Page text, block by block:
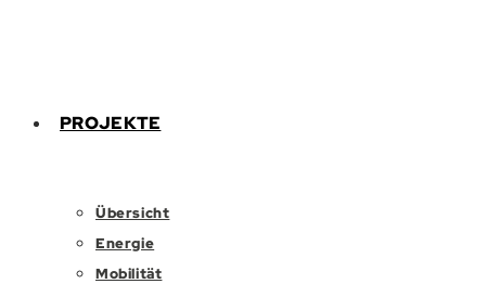
PROJEKTE
Übersicht
Energie
Mobilität